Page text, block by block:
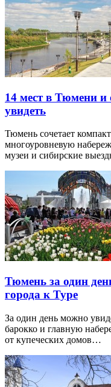
14 мест в Тюмени и
увидеть
Тюмень сочетает
многоуровневую
музеи и сибирские
Тюмень за один
города к Туре
За один день можно
барокко и главную
от купеческих домов…